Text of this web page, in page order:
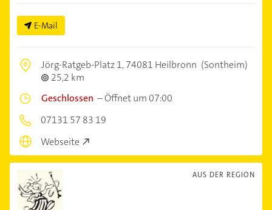
E-Mail
Jörg-Ratgeb-Platz 1,74081 Heilbronn (Sontheim)
25,2 km
Geschlossen –Öffnet um 07:00
07131 57 83 19
Webseite
AUS DER REGION